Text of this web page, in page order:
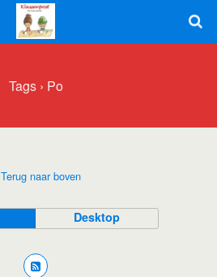
Tags › Po
Terug naar boven
Desktop